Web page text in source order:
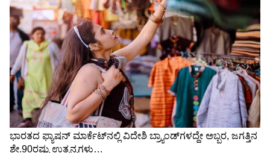
Related Articles
1000 ಸಂಖ್ಯೆಯನ್ನು 1k ಎಂದು ಏಕೆ ಕರೆಯುತ್ತಾರೆ? ಶೇ.
99 ರಷ್ಟು ಜನರಿಗೆ ಈ ರಹಸ್ಯ ಖಂಡಿತ ಗೊತ್ತಿಲ್ಲ!